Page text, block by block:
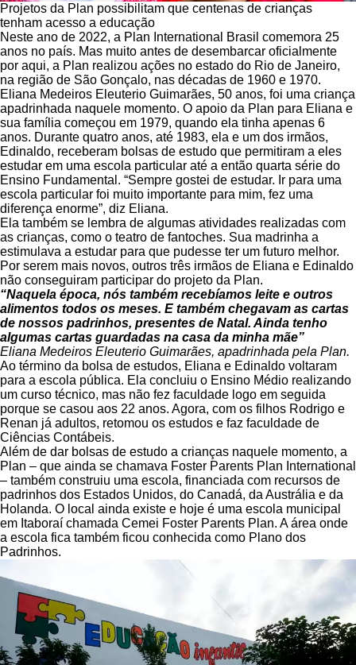
Projetos da Plan possibilitam que centenas de crianças
tenham acesso a educação
Neste ano de 2022, a Plan International Brasil comemora 25
anos no país. Mas muito antes de desembarcar oficialmente
por aqui, a Plan realizou ações no estado do Rio de Janeiro,
na região de São Gonçalo, nas décadas de 1960 e 1970.
Eliana Medeiros Eleuterio Guimarães, 50 anos, foi uma criança
apadrinhada naquele momento. O apoio da Plan para Eliana e
sua família começou em 1979, quando ela tinha apenas 6
anos. Durante quatro anos, até 1983, ela e um dos irmãos,
Edinaldo, receberam bolsas de estudo que permitiram a eles
estudar em uma escola particular até a então quarta série do
Ensino Fundamental. “Sempre gostei de estudar. Ir para uma
escola particular foi muito importante para mim, fez uma
diferença enorme”, diz Eliana.
Ela também se lembra de algumas atividades realizadas com
as crianças, como o teatro de fantoches. Sua madrinha a
estimulava a estudar para que pudesse ter um futuro melhor.
Por serem mais novos, outros três irmãos de Eliana e Edinaldo
não conseguiram participar do projeto da Plan.
“Naquela época, nós também recebíamos leite e outros
alimentos todos os meses. E também chegavam as cartas
de nossos padrinhos, presentes de Natal. Ainda tenho
algumas cartas guardadas na casa da minha mãe”
Eliana Medeiros Eleuterio Guimarães, apadrinhada pela Plan.
Ao término da bolsa de estudos, Eliana e Edinaldo voltaram
para a escola pública. Ela concluiu o Ensino Médio realizando
um curso técnico, mas não fez faculdade logo em seguida
porque se casou aos 22 anos. Agora, com os filhos Rodrigo e
Renan já adultos, retomou os estudos e faz faculdade de
Ciências Contábeis.
Além de dar bolsas de estudo a crianças naquele momento, a
Plan – que ainda se chamava Foster Parents Plan International
– também construiu uma escola, financiada com recursos de
padrinhos dos Estados Unidos, do Canadá, da Austrália e da
Holanda. O local ainda existe e hoje é uma escola municipal
em Itaboraí chamada Cemei Foster Parents Plan. A área onde
a escola fica também ficou conhecida como Plano dos
Padrinhos.